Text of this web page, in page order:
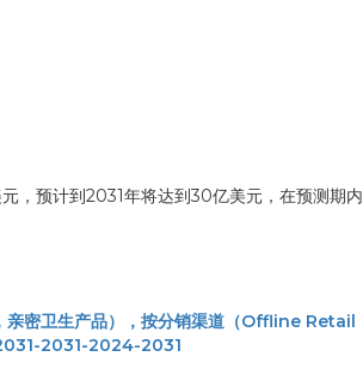
，预计到2031年将达到30亿美元，在预测期
亲密卫生产品），按分销渠道（Offline Retail
2031-2024-2031